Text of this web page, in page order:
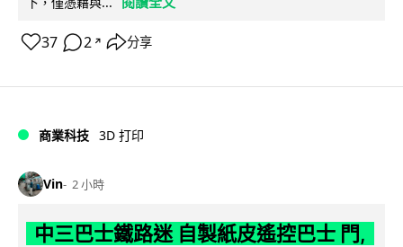
37 2 ↗ 分享
商業科技 3D 打印
Vin 2 小時
中三巴士鐵路迷 自製紙皮遙控巴士 門,